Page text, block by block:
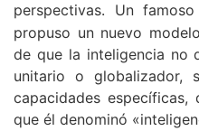
perspectivas. Un
propuso un nuevo
de que la inteligencia no
unitario o globalizador,
capacidades
que él denominó